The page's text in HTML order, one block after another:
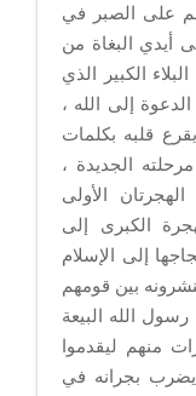
على الصبر في
أيدي البغاة من
الكبير الذي
إلى الله ،
قلبه بكلمات
الجديدة ،
الأولى
الكبرى إلى
إلى الإسلام
بين قومهم
الله البيعة
منهم ليقدموا
يضرب بجرانه في